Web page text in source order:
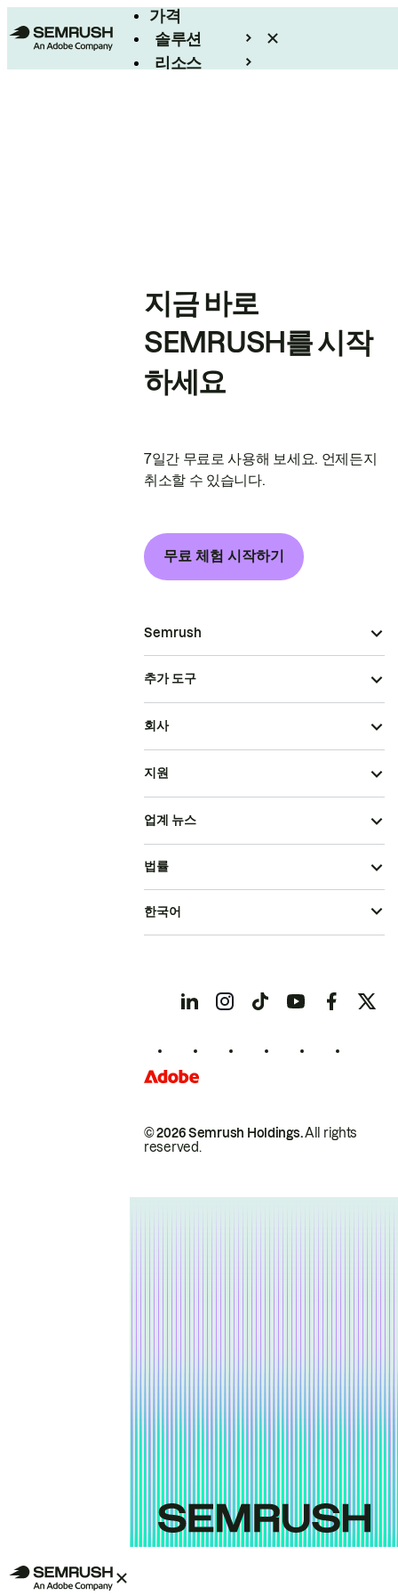
가격
솔루션
리소스
지금 바로
SEMRUSH를 시작
하세요
7일간 무료로 사용해 보세요. 언제든지
취소할 수 있습니다.
무료 체험 시작하기
Semrush
추가 도구
회사
지원
업계 뉴스
© 2026 Semrush Holdings.All rights
reserved.
법률
한국어